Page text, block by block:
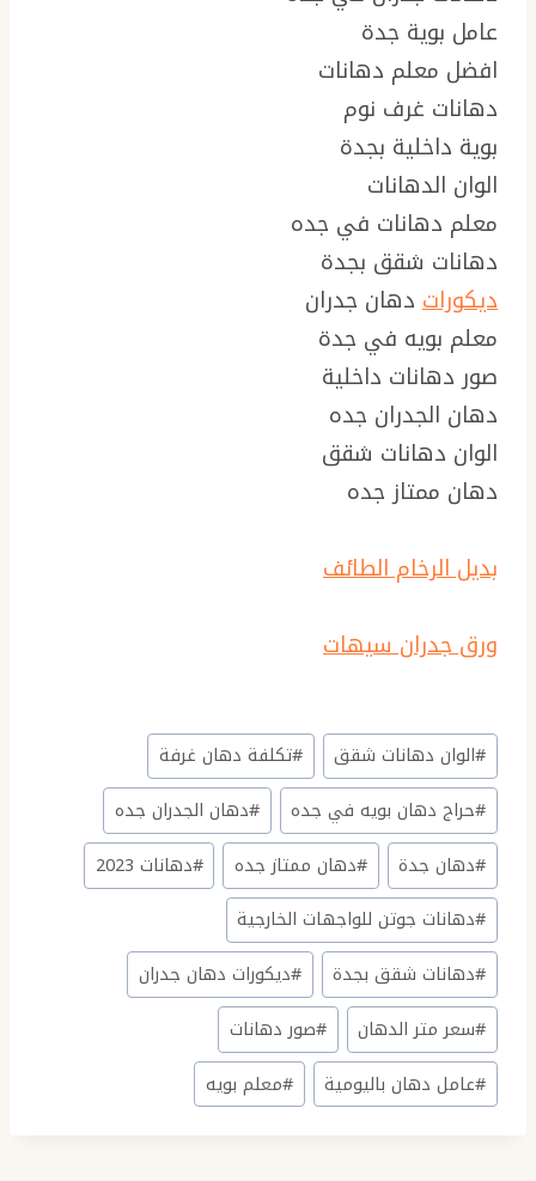
عامل بوية جدة
افضل معلم دهانات
دهانات غرف نوم
بوية داخلية بجدة
الوان الدهانات
معلم دهانات في جده
دهانات شقق بجدة
ديكورات دهان جدران
معلم بويه في جدة
صور دهانات داخلية
دهان الجدران جده
الوان دهانات شقق
دهان ممتاز جده
بديل الرخام الطائف
ورق جدران سيهات
وسوم
المقال:
#الوان دهانات شقق #تكلفة دهان غرفة
#حراج دهان بويه في جده #دهان الجدران جده
#دهان جدة #دهان ممتاز جده #دهانات 2023
#دهانات جوتن للواجهات الخارجية
#دهانات شقق بجدة #ديكورات دهان جدران
#سعر متر الدهان #صور دهانات
#عامل دهان باليومية #معلم بويه